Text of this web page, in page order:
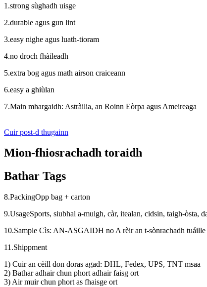
1.strong sùghadh uisge
2.durable agus gun lint
3.easy nighe agus luath-tioram
4.no droch fhàileadh
5.extra bog agus math airson craiceann
6.easy a ghiùlan
7.Main mhargaidh: Astràilia, an Roinn Eòrpa agus Ameireaga
Cuir post-d thugainn
Mion-fhiosrachadh toraidh
Bathar Tags
8.PackingOpp bag + carton
9.UsageSports, siubhal a-muigh, càr, itealan, cidsin, taigh-òsta,
10.Sample Cìs: AN-ASGAIDH no A rèir an t-sònrachadh tuáille
11.Shippment
1) Cuir an cèill don doras agad: DHL, Fedex, UPS, TNT msaa
2) Bathar adhair chun phort adhair faisg ort
3) Air muir chun phort as fhaisge ort